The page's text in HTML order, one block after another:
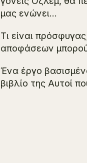
μας ενώνει…
Τι είναι
αποφάσεων
Ένα έργο
βιβλίο της Αυτοί